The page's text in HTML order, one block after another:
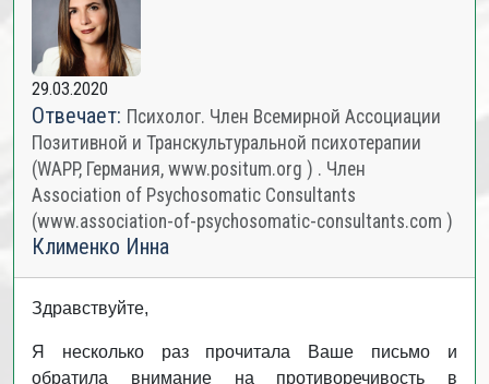
29.03.2020
Отвечает: Психолог. Член Всемирной Ассоциации
Позитивной и Транскультуральной психотерапии
(WAPP, Германия, www.positum.org ) . Член
Association of Psychosomatic Consultants
(www.association-of-psychosomatic-consultants.com )
Клименко Инна
Здравствуйте,
Я несколько раз прочитала Ваше письмо и
обратила внимание на противоречивость в